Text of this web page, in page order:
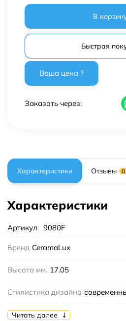
В
Быстрая
Заказать через:
Характеристики Отзывы 0
Характеристики
Артикул: 9080F
Бренд CeramaLux
Высота мм. 17.05
Стилистика дизайна
Форма прямоугольная
Читать далее